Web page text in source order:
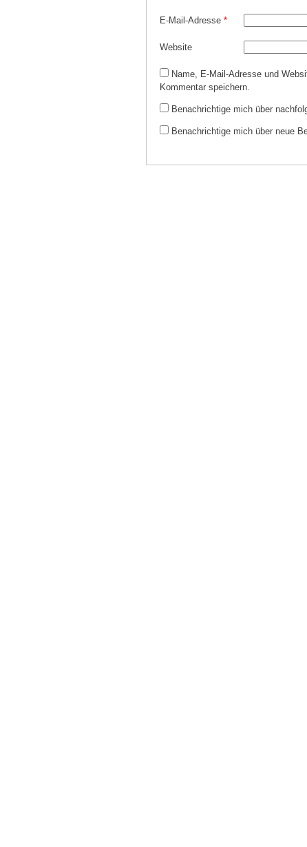
E-Mail-Adresse *
Website
Name, E-Mail-Adresse und
Kommentar speichern.
Benachrichtige mich über
Benachrichtige mich über neue